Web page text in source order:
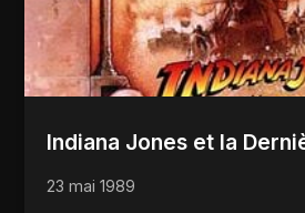
Indiana Jones et la
23 mai 1989